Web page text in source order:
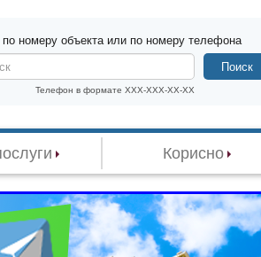
по номеру объекта или по номеру телефона
Телефон в формате XXX-XXX-XX-XX
Поиск
Корисно